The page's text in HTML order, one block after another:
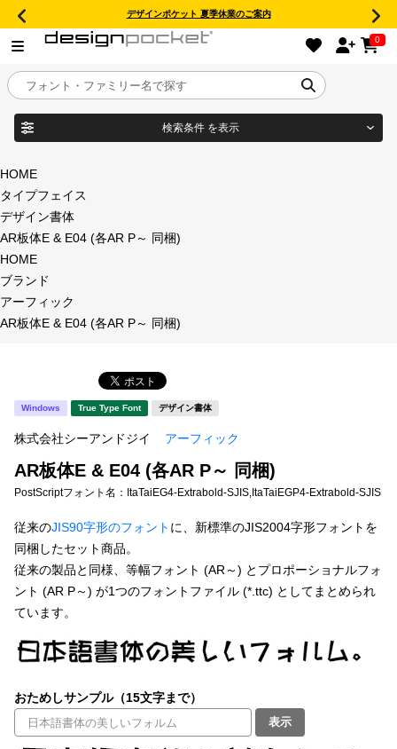
デザインポケット 夏季休業のご案内
0
目的別フォントガイド
特集
年間ライセンス商品
新着一覧
カート
マイページ
お気に入り
ご利用ガイド
よくあるご質問
お問い合わせ
検索条件 を表示
商品名
タイプフェイス
明朝体
宋朝体 清朝体
教科書体 行書体
草書体
江戸文字 デザイン毛筆
すべてを表示
HOME
タイプフェイス
デザイン書体
AR板体E & E04 (各AR P～ 同梱)
HOME
ブランド
アーフィック
AR板体E & E04 (各AR P～ 同梱)
Windows True Type Font デザイン書体
株式会社シーアンドジイ アーフィック
AR板体E & E04 (各AR P～ 同梱)
PostScriptフォント名： ItaTaiEG4-Extrabold-SJIS,ItaTaiEGP4-Extrabold-SJIS
従来のJIS90字形のフォント に、新標準のJIS2004字形フォントを
同梱したセット商品。
従来の製品と同様、等幅フォント (AR～) とプロポーショナルフォ
ント (AR P～) が1つのフォントファイル (*.ttc) としてまとめられ
ています。
おためしサンプル（15文字まで）
表示